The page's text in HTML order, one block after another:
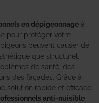
en dépigeonnage à
pour protéger votre
peuvent causer de
que structurel.
de santé, des
des façades. Grâce à
solution rapide et efficace
anti-nuisible